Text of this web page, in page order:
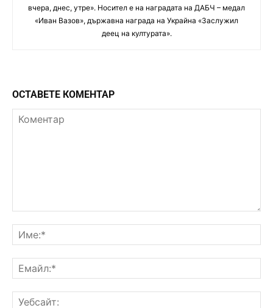
вчера, днес, утре». Носител е на наградата на ДАБЧ – медал
«Иван Вазов», държавна награда на Украйна «Заслужил
деец на културата».
ОСТАВЕТЕ КОМЕНТАР